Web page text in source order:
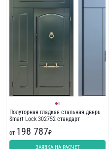
Полуторная гладкая стальная дверь
Smart Lock 302752 стандарт
от 198 787₽
ЗАЯВКА НА РАСЧЕТ